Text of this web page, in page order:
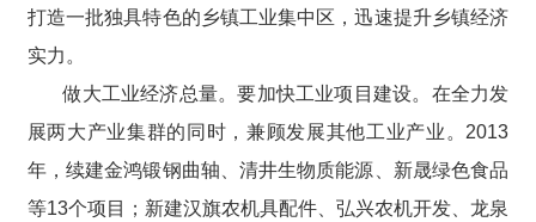
打造一批独具特色的乡镇工业集中区，迅速提升乡镇经济
实力。
做大工业经济总量。要加快工业项目建设。在全力发
展两大产业集群的同时，兼顾发展其他工业产业。2013
年，续建金鸿锻钢曲轴、清井生物质能源、新晟绿色食品
等13个项目；新建汉旗农机具配件、弘兴农机开发、龙泉